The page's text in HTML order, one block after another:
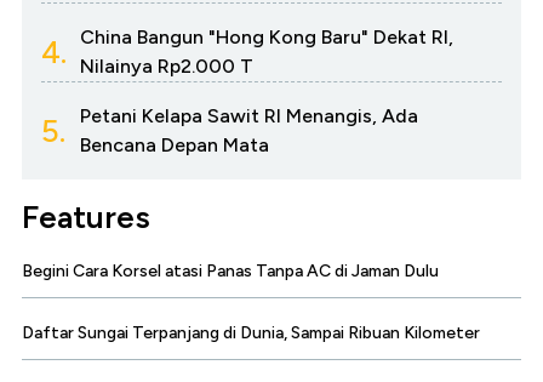
4.
China Bangun "Hong Kong Baru" Dekat RI,
Nilainya Rp2.000 T
5.
Petani Kelapa Sawit RI Menangis, Ada
Bencana Depan Mata
Features
Begini Cara Korsel atasi Panas Tanpa AC di Jaman Dulu
Daftar Sungai Terpanjang di Dunia, Sampai Ribuan Kilometer